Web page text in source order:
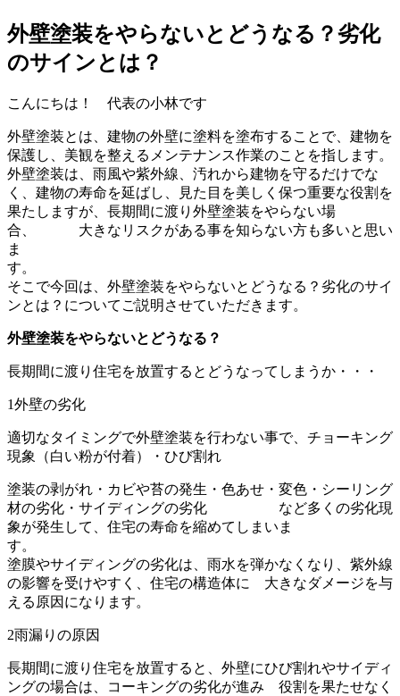
外壁塗装をやらないとどうなる？劣化
のサインとは？
こんにちは！ 代表の小林です
外壁塗装とは、建物の外壁に塗料を塗布することで、建物を
保護し、美観を整えるメンテナンス作業のことを指します。
外壁塗装は、雨風や紫外線、汚れから建物を守るだけでな
く、建物の寿命を延ばし、見た目を美しく保つ重要な役割を
果たしますが、長期間に渡り外壁塗装をやらない場
合、 大きなリスクがある事を知らない方も多いと思い
ま
す
そこで今回は、 外壁塗装をやらないとどうなる？劣化のサイ
ンとは？ についてご説明させていただきます。
外壁塗装をやらないとどうなる？
長期間に渡り住宅を放置するとどうなってしまうか・・・
1外壁の劣化
適切なタイミングで外壁塗装を行わない事で、チョーキング
現象（白い粉が付着）・ひび割れ
塗装の剥がれ・カビや苔の発生・色あせ・変色・シーリング
材の劣化・サイディングの劣化 など多くの劣化現
象が発生して、住宅の寿命を縮めてしまいま
す
塗膜やサイディングの劣化は、雨水を弾かなくなり、紫外線
の影響を受けやすく、住宅の構造体に 大きなダメージを与
える原因になります。
2雨漏りの原因
長期間に渡り住宅を放置すると、外壁にひび割れやサイディ
ングの場合は、コーキングの劣化が進み 役割を果たせなく